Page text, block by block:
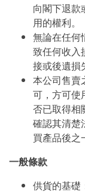
向閣下退款
用的權利。
無論在任何
致任何收入
接或後遺損
本公司售賣
可，方可使
否已取得相
確認其清楚
買產品後之
一般條款
供貨的基礎